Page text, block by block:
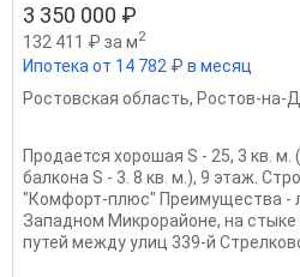
3 350 000 ₽
132 411 ₽ за м2
Ипотека от 14 782 ₽ в месяц
Ростовская область, Ростов-на-
Продается хорошая S - 25, 3 кв. м.
балкона S - 3. 8 кв. м.), 9 этаж.
"Комфорт-плюс" Преимущества -
Западном Микрорайоне, на стыке
путей между улиц 339-й